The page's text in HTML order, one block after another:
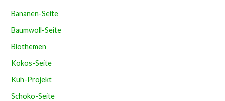
Bananen-Seite
Baumwoll-Seite
Biothemen
Kokos-Seite
Kuh-Projekt
Schoko-Seite